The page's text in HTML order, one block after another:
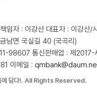
임자 : 이강산 대표자 : 이강산/
남면 국실길 40 (국곡리)
98607 통신판매업 : 제
이메일 :
담다!. All Rights Reserved.